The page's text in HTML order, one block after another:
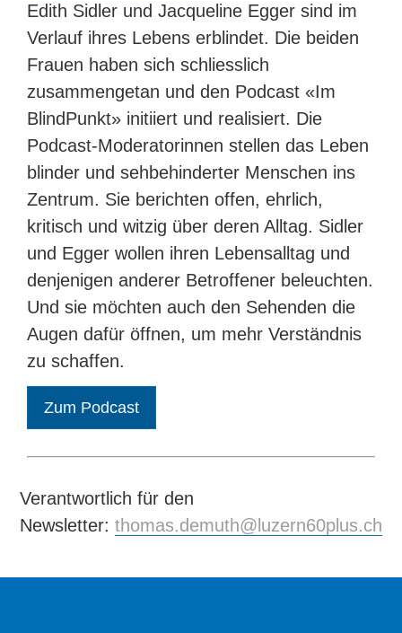
Edith Sidler und Jacqueline Egger sind im
Verlauf ihres Lebens erblindet. Die beiden
Frauen haben sich schliesslich
zusammengetan und den Podcast «Im
BlindPunkt» initiiert und realisiert. Die
Podcast-Moderatorinnen stellen das Leben
blinder und sehbehinderter Menschen ins
Zentrum. Sie berichten offen, ehrlich,
kritisch und witzig über deren Alltag. Sidler
und Egger wollen ihren Lebensalltag und
denjenigen anderer Betroffener beleuchten.
Und sie möchten auch den Sehenden die
Augen dafür öffnen, um mehr Verständnis
zu schaffen.
Zum Podcast
Verantwortlich für den
Newsletter: thomas.demuth@luzern60plus.ch